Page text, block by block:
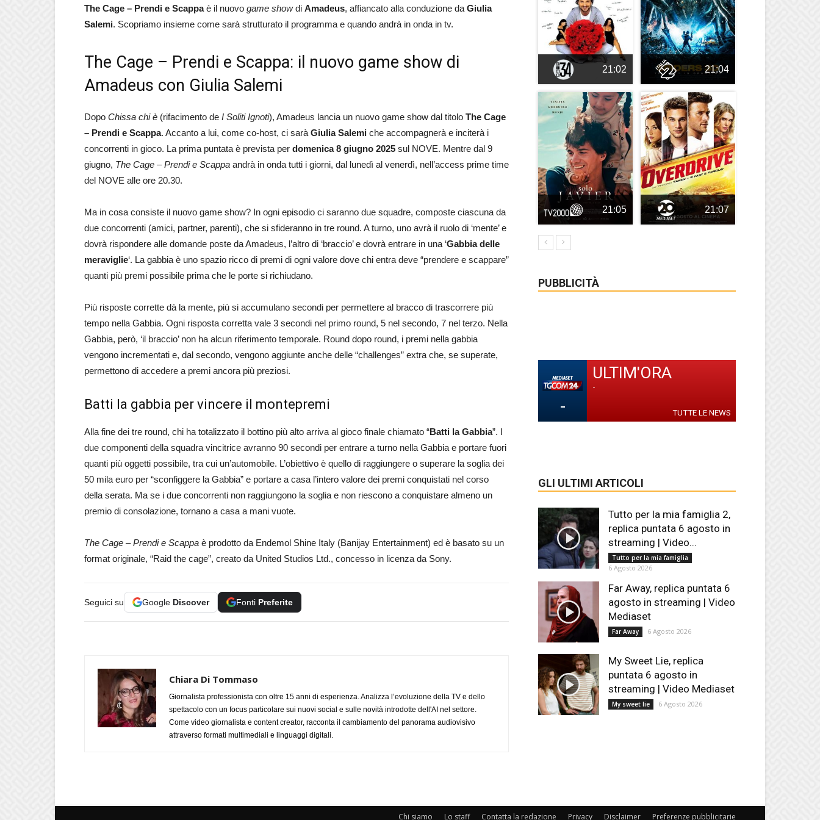
The Cage – Prendi e Scappaè il nuovo game showdi Amadeus, affiancato alla conduzione da Giulia
Salemi. Scopriamo insieme come sarà strutturato il programma e quando andrà in onda in tv.
The Cage – Prendi e Scappa: il nuovo game show di
Amadeus con Giulia Salemi
Dopo Chissa chi è (rifacimento de I Soliti Ignoti), Amadeus lancia un nuovo game show dal titolo The Cage
– Prendi e Scappa. Accanto a lui, come co-host, ci sarà Giulia Salemi che accompagnerà e inciterà i
concorrenti in gioco. La prima puntata è prevista per domenica 8 giugno 2025 sul NOVE. Mentre dal 9
giugno, The Cage – Prendi e Scappa andrà in onda tutti i giorni, dal lunedì al venerdì, nell’access prime time
del NOVE alle ore 20.30.
Ma in cosa consiste il nuovo game show? In ogni episodio ci saranno due squadre, composte ciascuna da
due concorrenti (amici, partner, parenti), che si sfideranno in tre round. A turno, uno avrà il ruolo di ‘mente’ e
dovrà rispondere alle domande poste da Amadeus, l’altro di ‘braccio’ e dovrà entrare in una ‘Gabbia delle
meraviglie‘. La gabbia è uno spazio ricco di premi di ogni valore dove chi entra deve “prendere e scappare”
quanti più premi possibile prima che le porte si richiudano.
Più risposte corrette dà la mente, più si accumulano secondi per permettere al bracco di trascorrere più
tempo nella Gabbia. Ogni risposta corretta vale 3 secondi nel primo round, 5 nel secondo, 7 nel terzo. Nella
Gabbia, però, ‘il braccio’ non ha alcun riferimento temporale. Round dopo round, i premi nella gabbia
vengono incrementati e, dal secondo, vengono aggiunte anche delle “challenges” extra che, se superate,
permettono di accedere a premi ancora più preziosi.
Batti la gabbia per vincere il montepremi
Alla fine dei tre round, chi ha totalizzato il bottino più alto arriva al gioco finale chiamato “Batti la Gabbia”. I
due componenti della squadra vincitrice avranno 90 secondi per entrare a turno nella Gabbia e portare fuori
quanti più oggetti possibile, tra cui un’automobile. L’obiettivo è quello di raggiungere o superare la soglia dei
50 mila euro per “sconfiggere la Gabbia” e portare a casa l’intero valore dei premi conquistati nel corso
della serata. Ma se i due concorrenti non raggiungono la soglia e non riescono a conquistare almeno un
premio di consolazione, tornano a casa a mani vuote.
The Cage – Prendi e Scappa è prodotto da Endemol Shine Italy (Banijay Entertainment) ed è basato su un
format originale, “Raid the cage”, creato da United Studios Ltd., concesso in licenza da Sony.
Seguici su Google Discover Fonti Preferite
Chiara Di Tommaso
Giornalista professionista con oltre 15 anni di esperienza. Analizza l’evoluzione della TV e dello
spettacolo con un focus particolare sui nuovi social e sulle novità introdotte dell'AI nel settore.
Come video giornalista e content creator, racconta il cambiamento del panorama audiovisivo
attraverso formati multimediali e linguaggi digitali.
21:02 21:04
21:05 21:07
PUBBLICITÀ
-
ULTIM'ORA
-
TUTTE LE NEWS
GLI ULTIMI ARTICOLI
Tutto per la mia famiglia 2,
replica puntata 6 agosto in
streaming | Video...
Tutto per la mia famiglia
6 Agosto 2026
Far Away, replica puntata 6
agosto in streaming | Video
Mediaset
Far Away 6 Agosto 2026
My Sweet Lie, replica
puntata 6 agosto in
streaming | Video Mediaset
My sweet lie 6 Agosto 2026
Chi siamo Lo staff Contatta la redazione Privacy Disclaimer Preferenze pubblicitarie